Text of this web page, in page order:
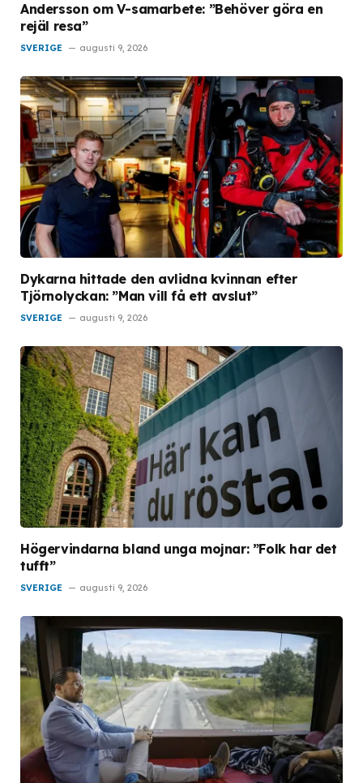
Andersson om V-samarbete: ”Behöver göra en
rejäl resa”
SVERIGE augusti 9, 2026
Dykarna hittade den avlidna kvinnan efter
Tjörnolyckan: ”Man vill få ett avslut”
SVERIGE augusti 9, 2026
Högervindarna bland unga mojnar: ”Folk har det
tufft”
SVERIGE augusti 9, 2026